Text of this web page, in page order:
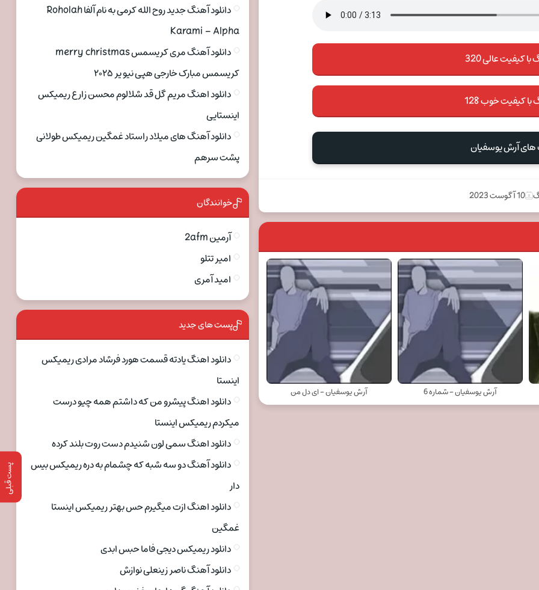
پست قبلی
کیفیت عالی 320
با کیفیت خوب 128
های آرش یوسفیان
10 آگوست 2023
آرش یوسفیان - شماره 6 آرش یوسفیان - ای دل من
دانلود آهنگ جدید روح الله کرمی به نام آلفا Roholah
Karami – Alpha
دانلود آهنگ مری کریسمس merry christmas
کریسمس مبارک خارجی هپی نیو یر ۲۰۲۵
دانلود اهنگ مریم گل قد شلالوم محسن زارع ریمیکس
اینستایی
دانلود آهنگ های میلاد راستاد غمگین ریمیکس طولانی
پشت سرهم
خوانندگان
آرمین 2afm
امیر تتلو
امید آمری
پست های جدید
دانلود اهنگ یادته قسمت هورد فرشاد مرادی ریمیکس
اینستا
دانلود اهنگ پیشرو من که داشتم همه چیو درست
میکردم ریمیکس اینستا
دانلود اهنگ سمی لون شنیدم دست روت بلند کرده
دانلود آهنگ دو سه شبه که چشمام به دره ریمیکس بیس
دار
دانلود اهنگ ازت میگیرم حس بهتر ریمیکس اینستا
غمگین
دانلود ریمیکس دیجی فاما حبس ابدی
دانلود آهنگ ناصر زینعلی نوازش